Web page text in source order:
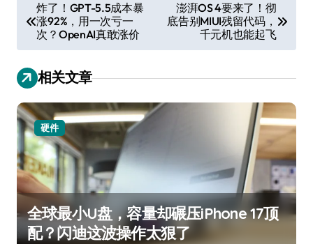
章
导
航
炸了！GPT-5.5成本暴
涨92%，用一次亏一
次？OpenAI真敢涨价
澎湃OS 4要来了！彻
底告别MIUI残留代码，
千元机也能起飞
相关文章
硬件
全球最小U盘，容量却碾压iPhone 17顶
配？闪迪这波操作太狠了